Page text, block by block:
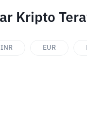
Kripto
INR EUR